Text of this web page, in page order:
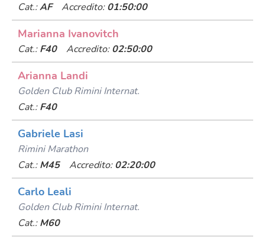
Cat.:AF Accredito: 01:50:00
Marianna Ivanovitch
Cat.: F40 Accredito: 02:50:00
Arianna Landi
Golden Club Rimini Internat.
Cat.: F40
Gabriele Lasi
Rimini Marathon
Cat.: M45 Accredito: 02:20:00
Carlo Leali
Golden Club Rimini Internat.
Cat.: M60